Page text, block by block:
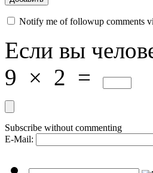
Notify me of followup comments
Если вы
9 × 2 =
Subscribe without commenting
E-Mail: